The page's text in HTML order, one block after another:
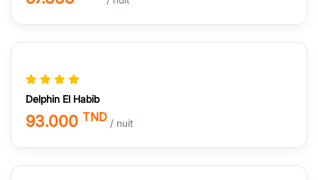
Delphin El Habib
93.000 TND / nuit